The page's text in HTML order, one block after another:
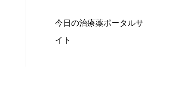
今日の治療薬ポータルサ
イト